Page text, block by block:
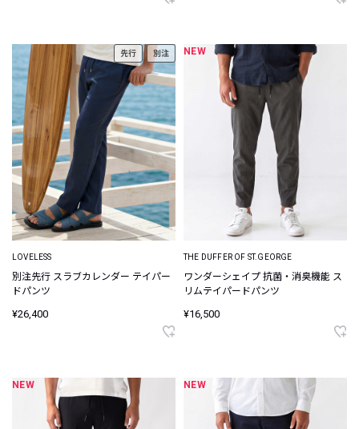
先行 別注
LOVELESS
別注先行 スラブカレンダー テイパー
ドパンツ
¥26,400
NEW
THE DUFFER OF ST.GEORGE
ワンダーシェイプ 抗菌・消臭機能 ス
リムテイパードパンツ
¥16,500
NEW NEW